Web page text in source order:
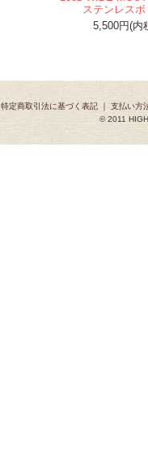
ステンレスボ
5,500円(内
特定商取引法に基づく表記 ｜ 支払い方
© 2011